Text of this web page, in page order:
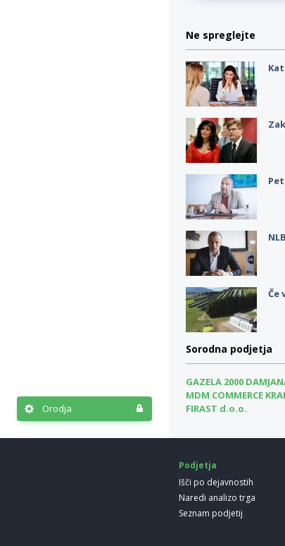
Orodja
Ne spreglejte
Če
Sorodna podjetja
GAZELA 2000
MDM COMMERCE
FIRAST d.o.o.
Podjetja
Išči po dejavnostih
Naredi analizo trga
Seznam podjetij